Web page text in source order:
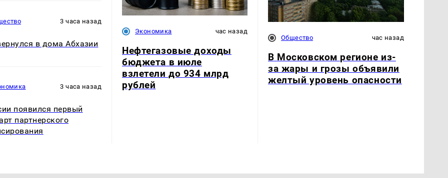
3 часа назад
в дома Абхазии
3 часа назад
появился первый
партнерского
Экономика час назад
Нефтегазовые доходы
бюджета в июле
взлетели до 934 млрд
рублей
Общество час назад
В Московском регионе из-
за жары и грозы объявили
желтый уровень опасности